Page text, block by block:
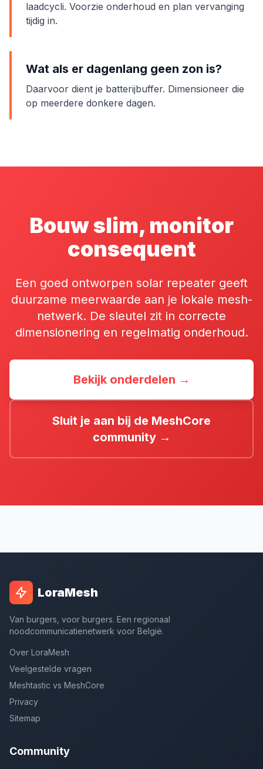
laadcycli. Voorzie onderhoud en plan vervanging
tijdig in.
Wat als er dagenlang geen zon is?
Daarvoor dient je batterijbuffer. Dimensioneer die
op meerdere donkere dagen.
Bouw slim, monitor
consequent
Een goed ontworpen solar repeater geeft
duurzame meerwaarde aan je lokale mesh-
netwerk. De sleutel zit in correcte
dimensionering en regelmatig onderhoud.
Bekijk onderdelen →
Sluit je aan bij de MeshCore
community →
LoraMesh
Van burgers, voor burgers. Een regionaal
noodcommunicatienetwerk voor België.
Over LoraMesh
Veelgestelde vragen
Meshtastic vs MeshCore
Privacy
Sitemap
Community